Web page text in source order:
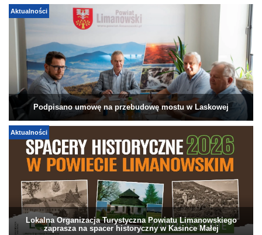
Aktualności
Podpisano umowę na przebudowę mostu w Laskowej
Aktualności
Lokalna Organizacja Turystyczna Powiatu Limanowskiego
zaprasza na spacer historyczny w Kasince Małej